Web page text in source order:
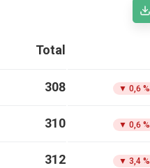
Total
308 ▼ 0,6 %
310 ▼ 0,6 %
312 ▼ 3,4 %